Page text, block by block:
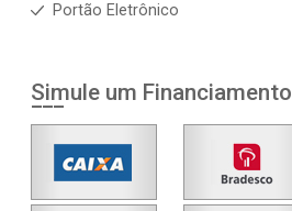
Portão Eletrônico
Simule um Financiamento